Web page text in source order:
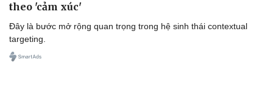
theo 'cảm xúc'
Đây là bước mở rộng quan trọng trong hệ sinh thái contextual
targeting.